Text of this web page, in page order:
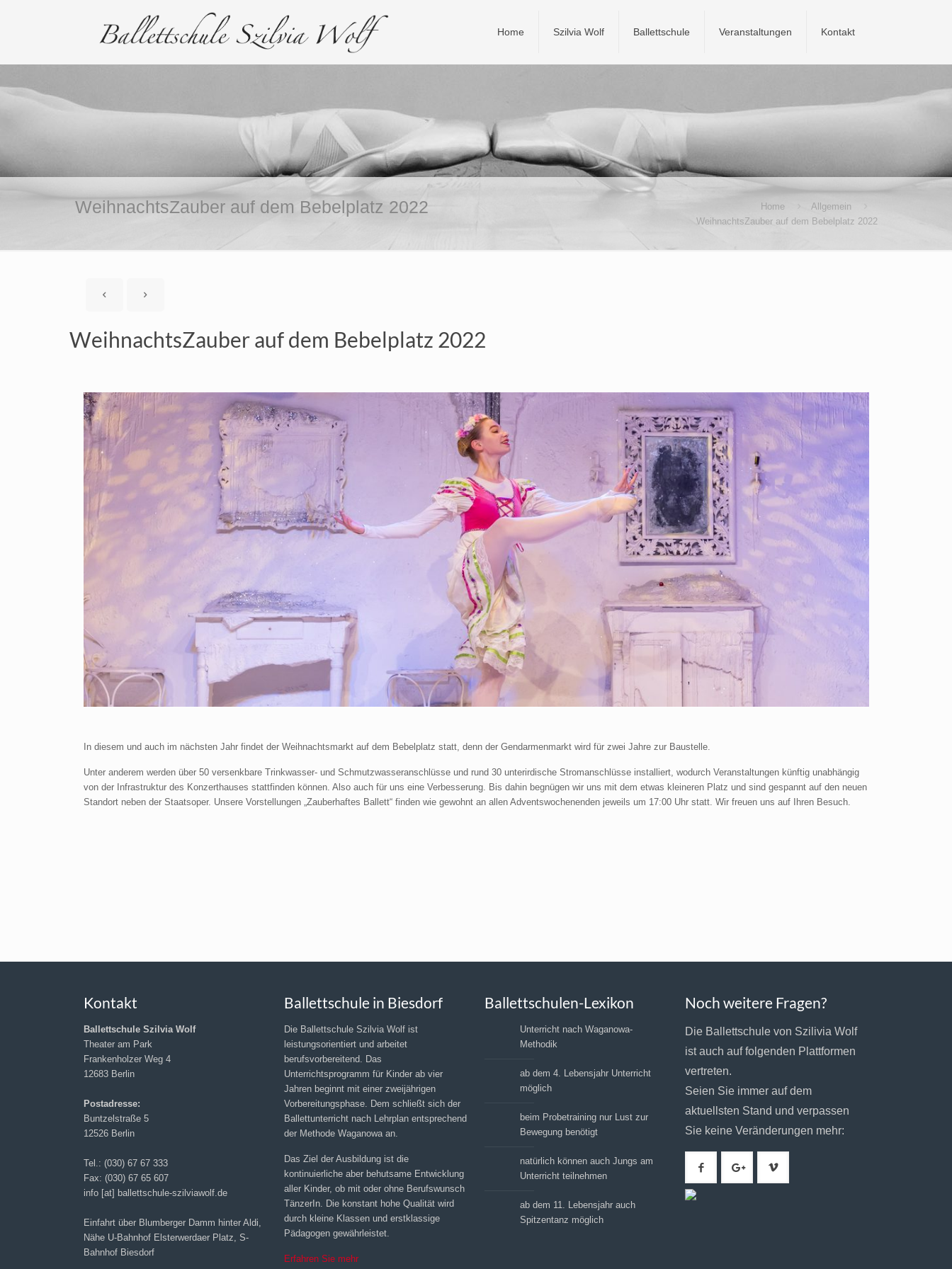
Home Szilvia Wolf Ballettschule Veranstaltungen Kontakt
WeihnachtsZauber auf dem Bebelplatz 2022 Home
Allgemein
WeihnachtsZauber auf dem Bebelplatz 2022
WeihnachtsZauber auf dem Bebelplatz 2022
In diesem und auch im nächsten Jahr findet der Weihnachtsmarkt auf dem Bebelplatz statt, denn der Gendarmenmarkt wird für zwei Jahre zur Baustelle.
Unter anderem werden über 50 versenkbare Trinkwasser- und Schmutzwasseranschlüsse und rund 30 unterirdische Stromanschlüsse installiert, wodurch Veranstaltungen künftig unabhängig
von der Infrastruktur des Konzerthauses stattfinden können. Also auch für uns eine Verbesserung. Bis dahin begnügen wir uns mit dem etwas kleineren Platz und sind gespannt auf den neuen
Standort neben der Staatsoper. Unsere Vorstellungen „Zauberhaftes Ballett“ finden wie gewohnt an allen Adventswochenenden jeweils um 17:00 Uhr statt. Wir freuen uns auf Ihren Besuch.
Kontakt
Ballettschule Szilvia Wolf
Theater am Park
Frankenholzer Weg 4
12683 Berlin
Postadresse:
Buntzelstraße 5
12526 Berlin
Tel.: (030) 67 67 333
Fax: (030) 67 65 607
info [at] ballettschule-szilviawolf.de
Einfahrt über Blumberger Damm hinter Aldi,
Nähe U-Bahnhof Elsterwerdaer Platz, S-
Bahnhof Biesdorf
Ballettschule in Biesdorf
Die Ballettschule Szilvia Wolf ist
leistungsorientiert und arbeitet
berufsvorbereitend. Das
Unterrichtsprogramm für Kinder ab vier
Jahren beginnt mit einer zweijährigen
Vorbereitungsphase. Dem schließt sich der
Ballettunterricht nach Lehrplan entsprechend
der Methode Waganowa an.
Das Ziel der Ausbildung ist die
kontinuierliche aber behutsame Entwicklung
aller Kinder, ob mit oder ohne Berufswunsch
TänzerIn. Die konstant hohe Qualität wird
durch kleine Klassen und erstklassige
Pädagogen gewährleistet.
Erfahren Sie mehr
Ballettschulen-Lexikon
Unterricht nach Waganowa-
Methodik
ab dem 4. Lebensjahr Unterricht
möglich
beim Probetraining nur Lust zur
Bewegung benötigt
natürlich können auch Jungs am
Unterricht teilnehmen
ab dem 11. Lebensjahr auch
Spitzentanz möglich
Noch weitere Fragen?
Die Ballettschule von Szilivia Wolf
ist auch auf folgenden Plattformen
vertreten.
Seien Sie immer auf dem
aktuellsten Stand und verpassen
Sie keine Veränderungen mehr: